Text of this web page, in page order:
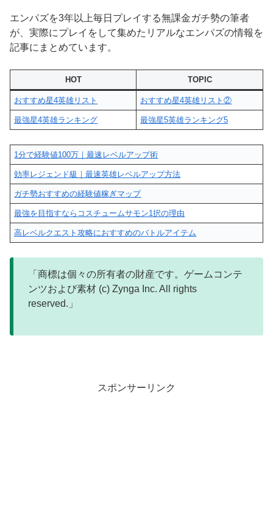
エンパズを3年以上毎日プレイする無課金ガチ勢の筆者
が、実際にプレイをして集めたリアルなエンパズの情報を
記事にまとめています。
HOT TOPIC
おすすめ星4英雄リスト おすすめ星4英雄リスト②
最強星4英雄ランキング 最強星5英雄ランキング5
1分で経験値100万｜最速レベルアップ術
効率レジェンド級｜最速英雄レベルアップ方法
ガチ勢おすすめの経験値稼ぎマップ
最強を目指すならコスチュームサモン1択の理由
高レベルクエスト攻略におすすめのバトルアイテム
「商標は個々の所有者の財産です。ゲームコンテ
ンツおよび素材 (c) Zynga Inc. All rights
reserved.」
スポンサーリンク